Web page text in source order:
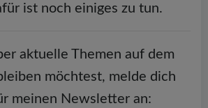
ist noch einiges zu tun.
aktuelle Themen auf dem
möchtest, melde dich
meinen Newsletter an: